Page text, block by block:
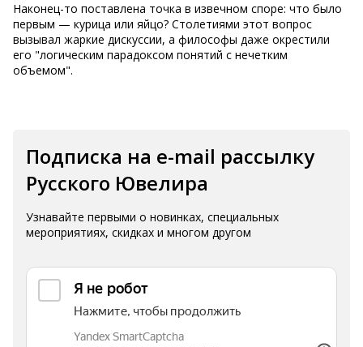
Наконец-то поставлена точка в извечном споре: что было
первым — курица или яйцо? Столетиями этот вопрос
вызывал жаркие дискуссии, а философы даже окрестили
его "логическим парадоксом понятий с нечетким
объемом".
Подписка на e-mail рассылку
Русского Ювелира
Узнавайте первыми о новинках, специальных
мероприятиях, скидках и многом другом